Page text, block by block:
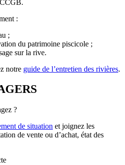
:
;
du patrimoine piscicole ;
sur la rive.
notre guide de l’entretien des rivières.
?
de situation et joignez les
de vente ou d’achat, état des